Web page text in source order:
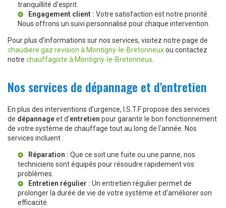
tranquillité d'esprit.
Engagement client : Votre satisfaction est notre priorité.
Nous offrons un suivi personnalisé pour chaque intervention.
Pour plus d'informations sur nos services, visitez notre page de
chaudiere gaz revision à Montigny-le-Bretonneuxou contactez
notre chauffagiste à Montigny-le-Bretonneux
Nos services de dépannage et d'entretien
En plus des interventions d'urgence, I.S.T.F propose des services
de dépannageet d'entretien pour garantir le bon fonctionnement
de votre système de chauffage tout au long de l'année. Nos
services incluent :
Réparation : Que ce soit une fuite ou une panne, nos
techniciens sont équipés pour résoudre rapidement vos
problèmes.
Entretien régulier : Un entretien régulier permet de
prolonger la durée de vie de votre système et d'améliorer son
efficacité.